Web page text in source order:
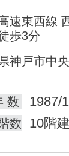
速東西線
歩3分
神戸市中
数
1987/
数 10階